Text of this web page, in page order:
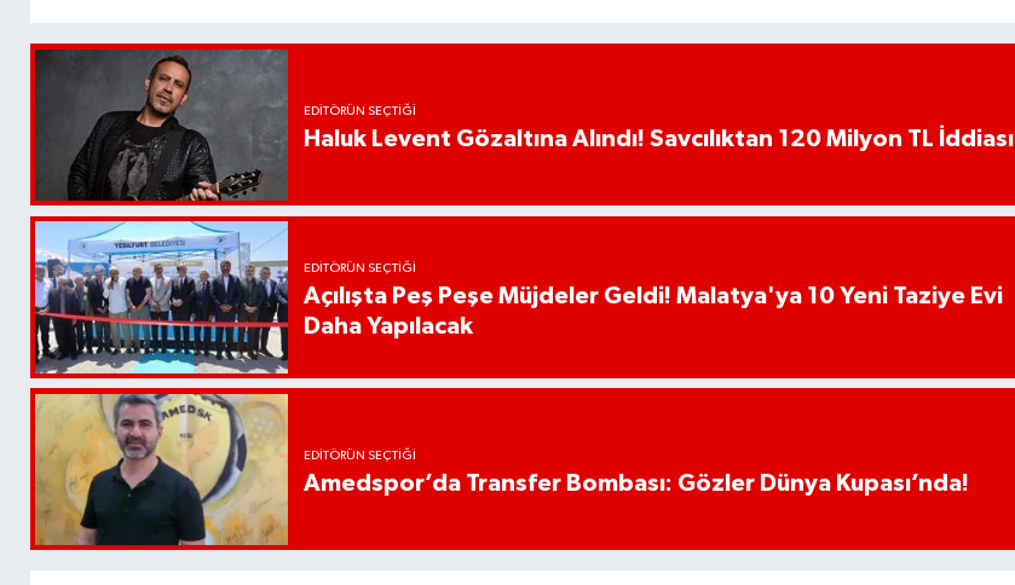
EDITÖRÜN SEÇTIĞI
Haluk Levent Gözaltına Alındı! Savcılıktan 120 Milyon TL İddiası
EDITÖRÜN SEÇTIĞI
Açılışta Peş Peşe Müjdeler Geldi! Malatya'ya 10 Yeni Taziye Evi
Daha Yapılacak
EDITÖRÜN SEÇTIĞI
Amedspor’da Transfer Bombası: Gözler Dünya Kupası’nda!